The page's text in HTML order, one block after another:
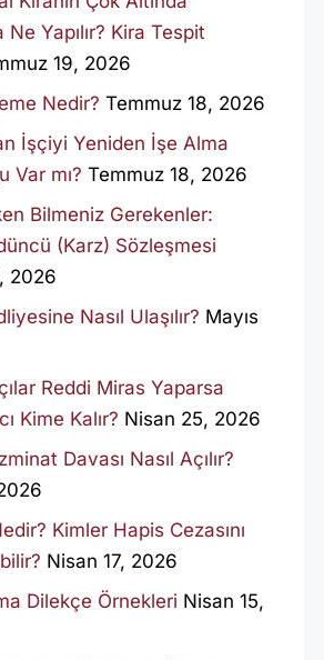
Yapılır? Kira Tespit
19, 2026
Nedir? Temmuz 18, 2026
İşçiyi Yeniden İşe Alma
Var mı? Temmuz 18, 2026
Bilmeniz Gerekenler:
(Karz) Sözleşmesi
2026
Nasıl Ulaşılır? Mayıs
Reddi Miras Yaparsa
Kime Kalır? Nisan 25, 2026
Davası Nasıl Açılır?
Kimler Hapis Cezasını
Nisan 17, 2026
Dilekçe Örnekleri Nisan 15,